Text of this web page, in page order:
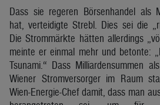
Dass sie regeren Börsenhandel als
hat, verteidigte Strebl. Dies sei die
Die Strommärkte hätten allerdings
meinte er einmal mehr und betonte:
Tsunami.“ Dass Milliardensummen
Wiener Stromversorger im Raum
Wien-Energie-Chef damit, dass man